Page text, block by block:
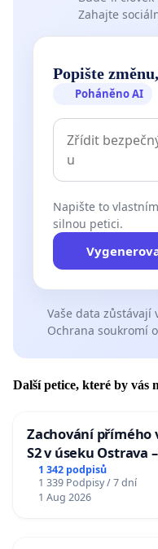
Zahajte
Popište
Poháněno AI
Napište to
silnou petici.
Vaše data zůstávají
Ochrana soukromí
Další petice, které by vás
Zachování přímého
S2 v úseku Ostrava
u Jablunkova
1 342 podpisů
1 339 Podpisy / 7 dní
1 Aug 2026